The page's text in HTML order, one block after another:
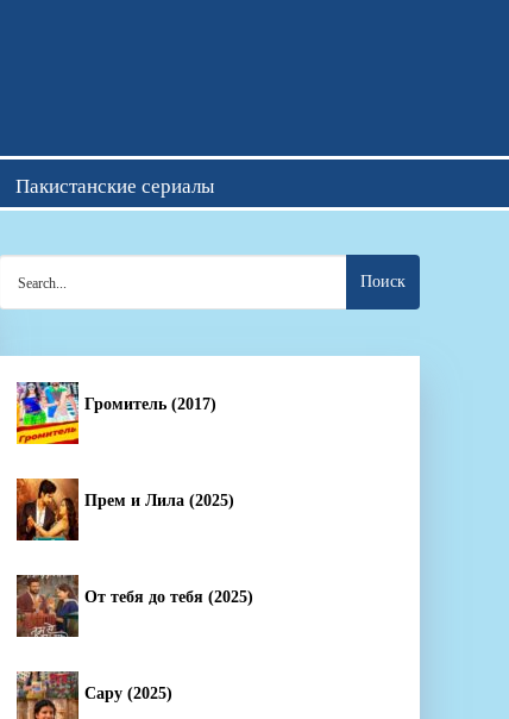
онлайн
Пакистанские сериалы
for:
Громитель (2017)
Прем и Лила (2025)
От тебя до тебя (2025)
Сару (2025)